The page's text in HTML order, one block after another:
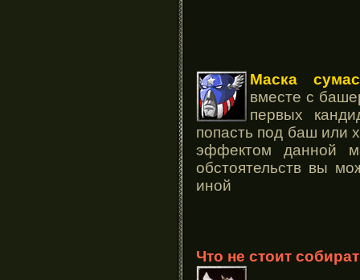
Маска
вместе с
первых
попасть под баш или
эффектом данной
обстоятельств вы
иной
Что не стоит